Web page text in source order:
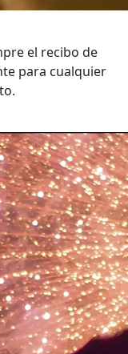
el recibo de
para cualquier